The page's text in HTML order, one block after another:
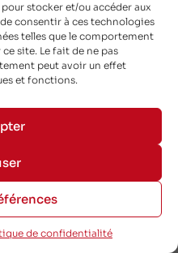
stocker et/ou accéder aux
consentir à ces technologies
telles que le comportement
site. Le fait de ne pas
peut avoir un effet
et fonctions.
de confidentialité
wax/resin
Head